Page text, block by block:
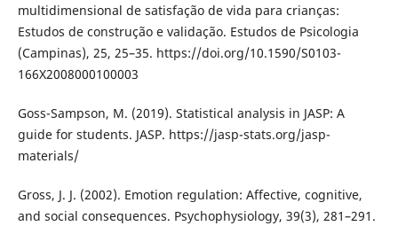
multidimensional de satisfação de vida para crianças:
Estudos de construção e validação. Estudos de Psicologia
(Campinas), 25, 25–35. https://doi.org/10.1590/S0103-
166X2008000100003
Goss-Sampson, M. (2019). Statistical analysis in JASP: A
guide for students. JASP. https://jasp-stats.org/jasp-
materials/
Gross, J. J. (2002). Emotion regulation: Affective, cognitive,
and social consequences. Psychophysiology, 39(3), 281–291.